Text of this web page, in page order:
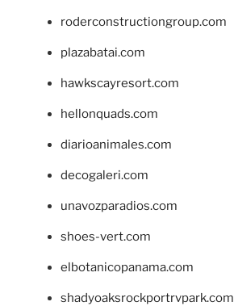
roderconstructiongroup.com
plazabatai.com
hawkscayresort.com
hellonquads.com
diarioanimales.com
decogaleri.com
unavozparadios.com
shoes-vert.com
elbotanicopanama.com
shadyoaksrockportrvpark.com